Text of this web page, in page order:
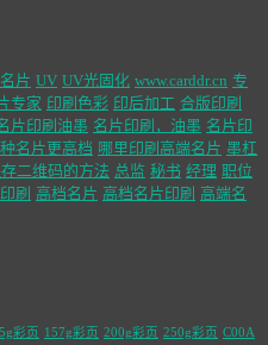
片 UV UV光固化 www.carddr.cn 专
专家 印刷色彩 印后加工 合版印刷
片印刷油墨 名片印刷，油墨 名片印
名片更高档 哪里印刷高端名片 墨杠
二维码的方法 总监 秘书 经理 职位
刷 高档名片 高档名片印刷 高端名
彩页 157g彩页 200g彩页 250g彩页 C00A